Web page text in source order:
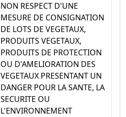
NON RESPECT D'UNE
MESURE DE CONSIGNATION
DE LOTS DE VEGETAUX,
PRODUITS VEGETAUX,
PRODUITS DE PROTECTION
OU D'AMELIORATION DES
VEGETAUX PRESENTANT UN
DANGER POUR LA SANTE, LA
SECURITE OU
L'ENVIRONNEMENT